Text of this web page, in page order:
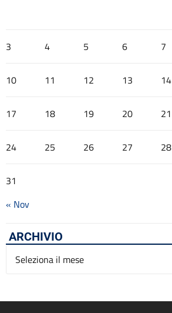
3 4 5 6 7
10 11 12 13 14
17 18 19 20 21
24 25 26 27 28
31
« Nov
ARCHIVIO
Archivio